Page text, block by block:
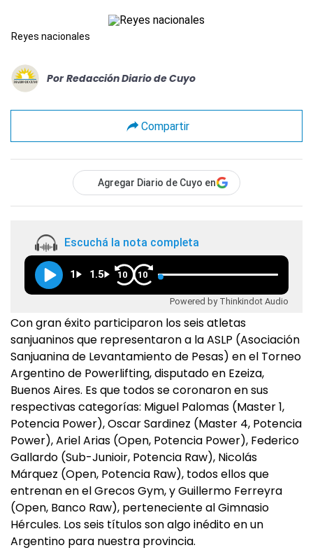
Reyes nacionales
Por Redacción Diario de Cuyo
Compartir
Agregar Diario de Cuyo en
Escuchá la nota completa
1 1.5 10 10
Powered by Thinkindot Audio
Con gran éxito participaron los seis atletas
sanjuaninos que representaron a la ASLP (Asociación
Sanjuanina de Levantamiento de Pesas) en el Torneo
Argentino de Powerlifting, disputado en Ezeiza,
Buenos Aires. Es que todos se coronaron en sus
respectivas categorías: Miguel Palomas (Master 1,
Potencia Power), Oscar Sardinez (Master 4, Potencia
Power), Ariel Arias (Open, Potencia Power), Federico
Gallardo (Sub-Junioir, Potencia Raw), Nicolás
Márquez (Open, Potencia Raw), todos ellos que
entrenan en el Grecos Gym, y Guillermo Ferreyra
(Open, Banco Raw), perteneciente al Gimnasio
Hércules. Los seis títulos son algo inédito en un
Argentino para nuestra provincia.